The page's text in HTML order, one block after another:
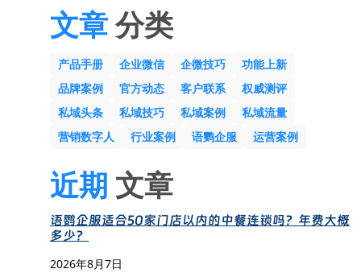
文章分类
产品手册 企业微信 企微技巧
功能上新
品牌案例
官方动态 客户联系
权威测评
私域头条
私域技巧 私域案例
私域流量
营销数字人
行业案例 语鹦企服 运营案例
近期 文章
语鹦企服适合50家门店以内的中餐连锁吗？年费大概
多少？
2026年8月7日